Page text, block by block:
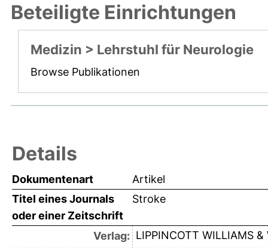
Beteiligte Einrichtungen
Medizin > Lehrstuhl für Neurologie
Browse Publikationen
Details
Dokumentenart
Artikel
Titel eines Journals
oder einer Zeitschrift
Stroke
Verlag: LIPPINCOTT WILLIAMS &